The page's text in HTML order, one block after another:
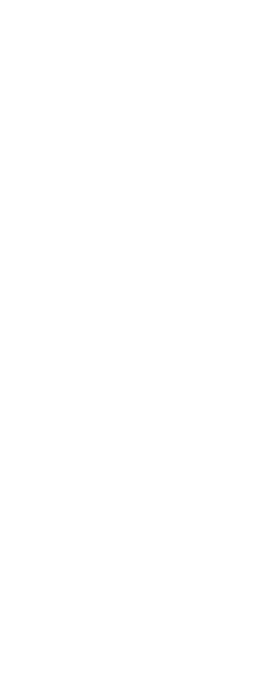
vornehmen als einen erneuten
Das Anspringen der Kreditvergabe ist
Dotcom-Blase rund um die
auch die Notenbanker:innen bewusst.
place" (zwischen einem Felsen und
Ertragsbasis für das Portfolio. Das
Staaten am 5. November als das
die am Ende ihrer ersten Amtszeit ähnlich
Daher favorisieren die
Auch wenn diese "Drittkandidat:innen"
entscheidenden Einfluss auf die Wahl
Trump steht dafür nicht. Auch in
und geopolitischen
alle anderen Länder.
erscheint diese Börsenweisheit zynisch.
werden sich mit anderen Themen
- anders als zu seiner Jugendzeit -
hinreißen. Lieber schreibt er über
verkaufte das Unternehmen mehr
und steigerte so seine Ertragskraft.
Buffett im Anleihenmarkt